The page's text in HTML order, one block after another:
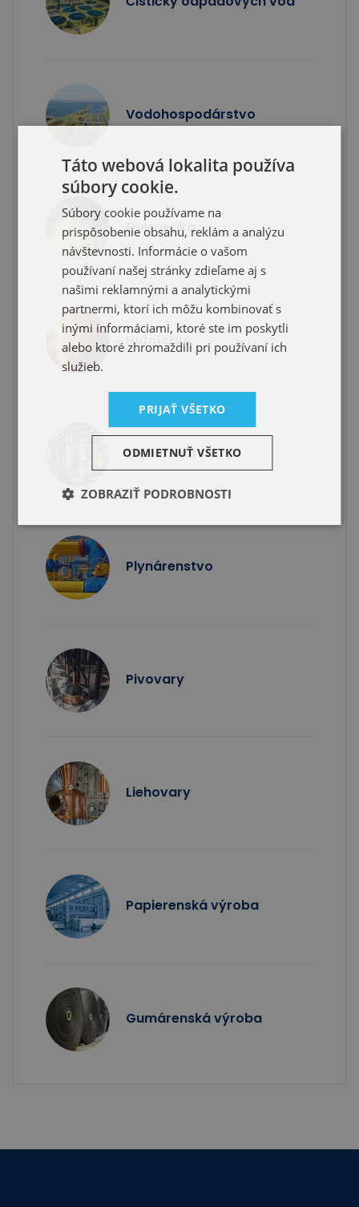
Vodohospodárstvo
Energetika
Hutníctvo
Teplárenstvo
Plynárenstvo
Pivovary
Liehovary
Papierenská výroba
Gumárenská výroba
Táto webová lokalita používa
súbory cookie.
Súbory cookie používame na
prispôsobenie obsahu, reklám a analýzu
návštevnosti. Informácie o vašom
používaní našej stránky zdieľame aj s
našimi reklamnými a analytickými
partnermi, ktorí ich môžu kombinovať s
inými informáciami, ktoré ste im poskytli
alebo ktoré zhromaždili pri používaní ich
služieb.
PRIJAŤ VŠETKO
ODMIETNUŤ VŠETKO
ZOBRAZIŤ PODROBNOSTI